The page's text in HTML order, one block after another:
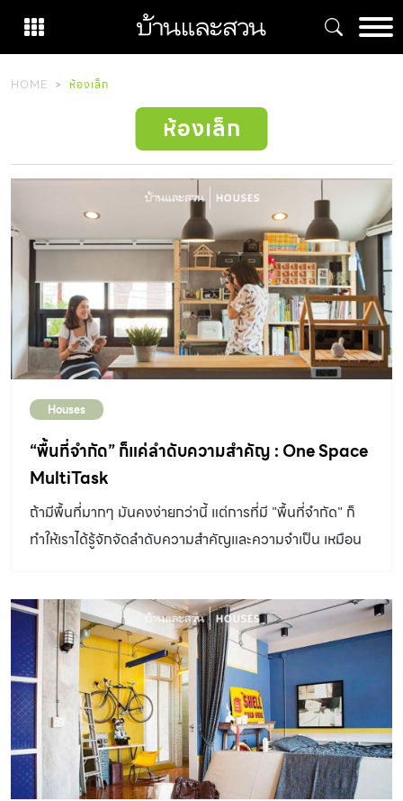
content
HOME ห้องเล็ก
ห้องเล็ก
Houses
“พื้นที่จำกัด” ก็แค่ลำดับความสำคัญ : One Space
MultiTask
ถ้ามีพื้นที่มากๆ มันคงง่ายกว่านี้ แต่การที่มี "พื้นที่จำกัด" ก็
ทำให้เราได้รู้จักจัดลำดับความสำคัญและความจำเป็น เหมือน